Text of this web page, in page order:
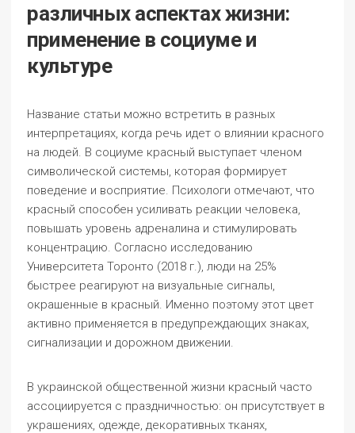
различных аспектах жизни:
применение в социуме и
культуре
Название статьи можно встретить в разных
интерпретациях, когда речь идет о влиянии красного
на людей. В социуме красный выступает членом
символической системы, которая формирует
поведение и восприятие. Психологи отмечают, что
красный способен усиливать реакции человека,
повышать уровень адреналина и стимулировать
концентрацию. Согласно исследованию
Университета Торонто (2018 г.), люди на 25%
быстрее реагируют на визуальные сигналы,
окрашенные в красный. Именно поэтому этот цвет
активно применяется в предупреждающих знаках,
сигнализации и дорожном движении.
В украинской общественной жизни красный часто
ассоциируется с праздничностью: он присутствует в
украшениях, одежде, декоративных тканях,